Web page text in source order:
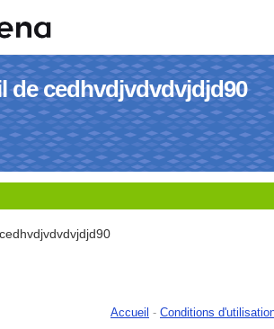
de cedhvdjvdvdvjdjd90
cedhvdjvdvdvjdjd90
Accueil - Conditions